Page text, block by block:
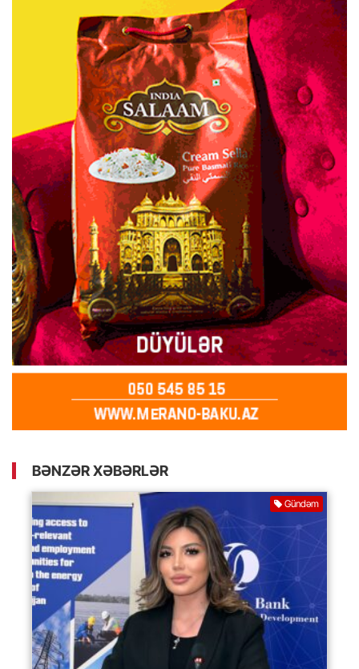
BƏNZƏR XƏBƏRLƏR
Gündəm